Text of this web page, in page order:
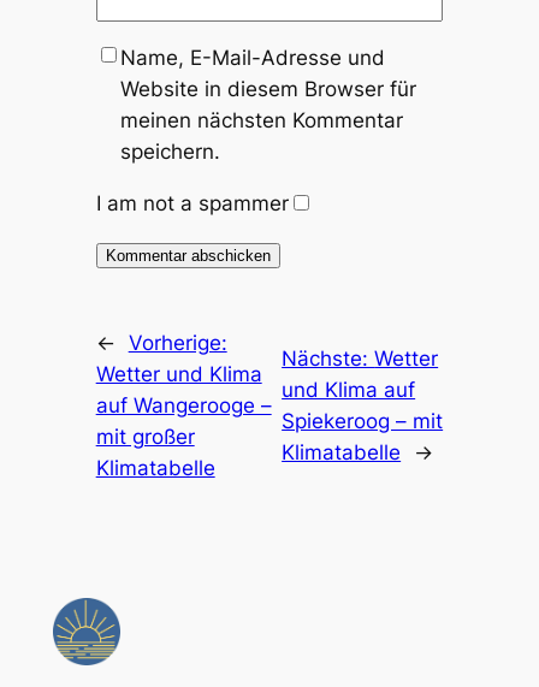
Name, E-Mail-Adresse und
Website in diesem Browser für
meinen nächsten Kommentar
speichern.
I am not a spammer
← Vorherige:
Wetter und Klima
auf Wangerooge –
mit großer
Klimatabelle
Nächste:Wetter
und Klima auf
Spiekeroog – mit
Klimatabelle
→